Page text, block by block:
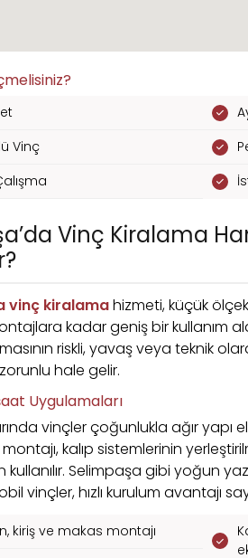
Vinç
Vinç Kiralama
vinç kiralamahizmeti, küçük
kadar geniş bir kullanım
riskli, yavaş veya teknik
hale gelir.
Uygulamaları
vinçler çoğunlukla ağır yapı
kalıp sistemlerinin
kullanılır. Selimpaşa gibi yoğun
vinçler, hızlı kurulum avantajı
kiriş ve makas montajı